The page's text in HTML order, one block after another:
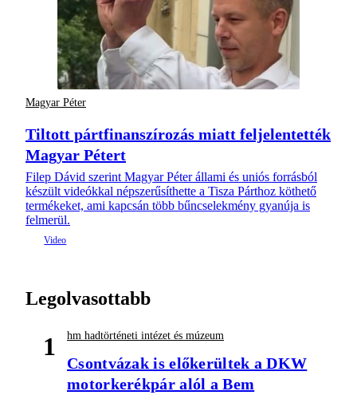
Magyar Péter
Tiltott pártfinanszírozás miatt feljelentették
Magyar Pétert
Filep Dávid szerint Magyar Péter állami és uniós forrásból
készült videókkal népszerűsíthette a Tisza Párthoz köthető
termékeket, ami kapcsán több bűncselekmény gyanúja is
felmerül.
Legolvasottabb
1 hm hadtörténeti intézet és múzeum
Csontvázak is előkerültek a DKW
motorkerékpár alól a Bem